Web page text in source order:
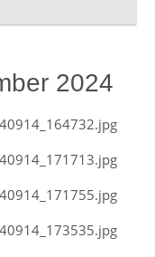
2024